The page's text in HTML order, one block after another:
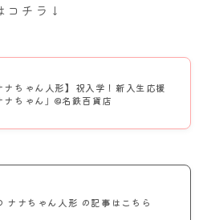
コチラ↓
ナちゃん人形】祝入学！新入生応援
ナちゃん」@名鉄百貨店
ナナちゃん人形 の記事はこちら